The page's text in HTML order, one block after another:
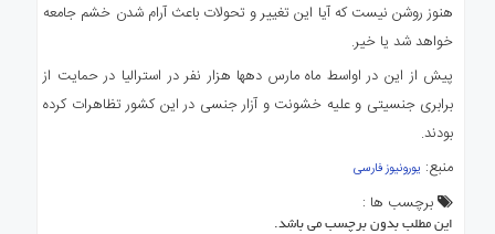
هنوز روشن نیست که آیا این تغییر و تحولات باعث آرام شدن خشم جامعه
خواهد شد یا خیر.
پیش از این در اواسط ماه مارس دهها هزار نفر در استرالیا در حمایت از
برابری جنسیتی و علیه خشونت و آزار جنسی در این کشور تظاهرات کرده
بودند.
منبع: یورونیوز فارسی
برچسب ها :
این مطلب بدون برچسب می باشد.